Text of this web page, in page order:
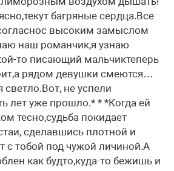
багряные сердца.Все
высоким замыслом
наш романчик,я узнаю
то писающий мальчиктеперь
рядом девушки смеются…
светло.Вот, не успели
лет уже прошло.* * *Когда ей
тесно,судьба покидает
сделавшись плотной и
с тобой под чужой личиной.А
как будто,куда-то бежишь и